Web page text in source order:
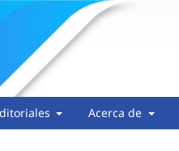
Acerca de